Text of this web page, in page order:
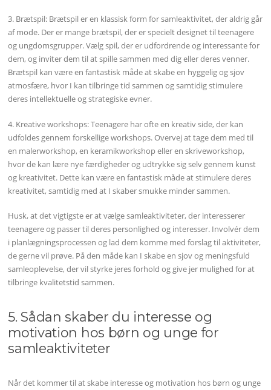
3. Brætspil: Brætspil er en klassisk form for samleaktivitet, der aldrig går
af mode. Der er mange brætspil, der er specielt designet til teenagere
og ungdomsgrupper. Vælg spil, der er udfordrende og interessante for
dem, og inviter dem til at spille sammen med dig eller deres venner.
Brætspil kan være en fantastisk måde at skabe en hyggelig og sjov
atmosfære, hvor I kan tilbringe tid sammen og samtidig stimulere
deres intellektuelle og strategiske evner.
4. Kreative workshops: Teenagere har ofte en kreativ side, der kan
udfoldes gennem forskellige workshops. Overvej at tage dem med til
en malerworkshop, en keramikworkshop eller en skriveworkshop,
hvor de kan lære nye færdigheder og udtrykke sig selv gennem kunst
og kreativitet. Dette kan være en fantastisk måde at stimulere deres
kreativitet, samtidig med at I skaber smukke minder sammen.
Husk, at det vigtigste er at vælge samleaktiviteter, der interesserer
teenagere og passer til deres personlighed og interesser. Involvér dem
i planlægningsprocessen og lad dem komme med forslag til aktiviteter,
de gerne vil prøve. På den måde kan I skabe en sjov og meningsfuld
samleoplevelse, der vil styrke jeres forhold og give jer mulighed for at
tilbringe kvalitetstid sammen.
5. Sådan skaber du interesse og
motivation hos børn og unge for
samleaktiviteter
Når det kommer til at skabe interesse og motivation hos børn og unge